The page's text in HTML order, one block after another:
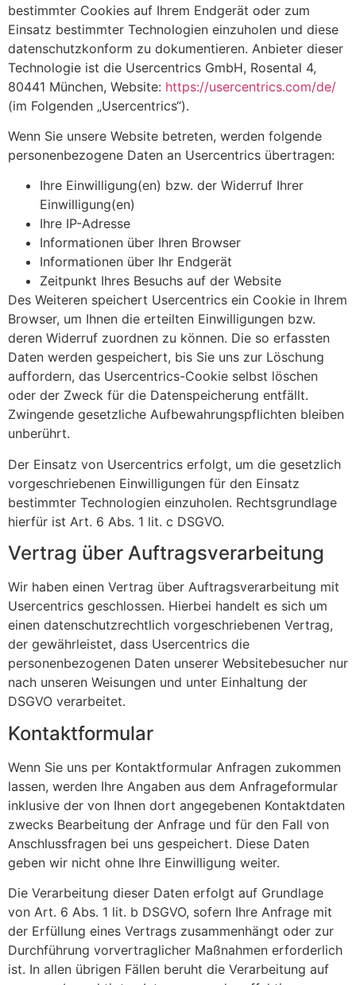
bestimmter Cookies auf Ihrem Endgerät oder zum
Einsatz bestimmter Technologien einzuholen und diese
datenschutzkonform zu dokumentieren. Anbieter dieser
Technologie ist die Usercentrics GmbH, Rosental 4,
80441 München, Website: https://usercentrics.com/de/
(im Folgenden „Usercentrics“).
Wenn Sie unsere Website betreten, werden folgende
personenbezogene Daten an Usercentrics übertragen:
Ihre Einwilligung(en) bzw. der Widerruf Ihrer
Einwilligung(en)
Ihre IP-Adresse
Informationen über Ihren Browser
Informationen über Ihr Endgerät
Zeitpunkt Ihres Besuchs auf der Website
Des Weiteren speichert Usercentrics ein Cookie in Ihrem
Browser, um Ihnen die erteilten Einwilligungen bzw.
deren Widerruf zuordnen zu können. Die so erfassten
Daten werden gespeichert, bis Sie uns zur Löschung
auffordern, das Usercentrics-Cookie selbst löschen
oder der Zweck für die Datenspeicherung entfällt.
Zwingende gesetzliche Aufbewahrungspflichten bleiben
unberührt.
Der Einsatz von Usercentrics erfolgt, um die gesetzlich
vorgeschriebenen Einwilligungen für den Einsatz
bestimmter Technologien einzuholen. Rechtsgrundlage
hierfür ist Art. 6 Abs. 1 lit. c DSGVO.
Vertrag über Auftragsverarbeitung
Wir haben einen Vertrag über Auftragsverarbeitung mit
Usercentrics geschlossen. Hierbei handelt es sich um
einen datenschutzrechtlich vorgeschriebenen Vertrag,
der gewährleistet, dass Usercentrics die
personenbezogenen Daten unserer Websitebesucher nur
nach unseren Weisungen und unter Einhaltung der
DSGVO verarbeitet.
Kontaktformular
Wenn Sie uns per Kontaktformular Anfragen zukommen
lassen, werden Ihre Angaben aus dem Anfrageformular
inklusive der von Ihnen dort angegebenen Kontaktdaten
zwecks Bearbeitung der Anfrage und für den Fall von
Anschlussfragen bei uns gespeichert. Diese Daten
geben wir nicht ohne Ihre Einwilligung weiter.
Die Verarbeitung dieser Daten erfolgt auf Grundlage
von Art. 6 Abs. 1 lit. b DSGVO, sofern Ihre Anfrage mit
der Erfüllung eines Vertrags zusammenhängt oder zur
Durchführung vorvertraglicher Maßnahmen erforderlich
ist. In allen übrigen Fällen beruht die Verarbeitung auf